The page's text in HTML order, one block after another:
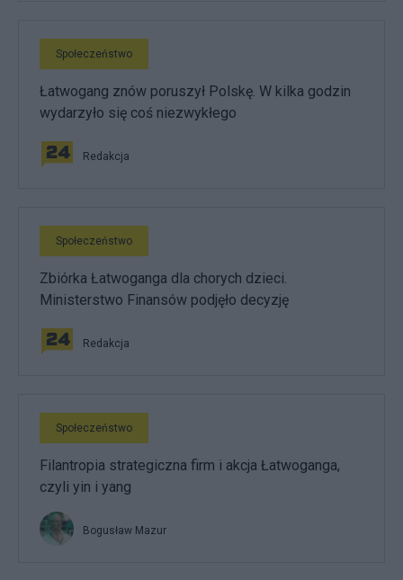
Społeczeństwo
Łatwogang znów poruszył Polskę. W kilka godzin
wydarzyło się coś niezwykłego
Redakcja
Społeczeństwo
Zbiórka Łatwoganga dla chorych dzieci.
Ministerstwo Finansów podjęło decyzję
Redakcja
Społeczeństwo
Filantropia strategiczna firm i akcja Łatwoganga,
czyli yin i yang
Bogusław Mazur